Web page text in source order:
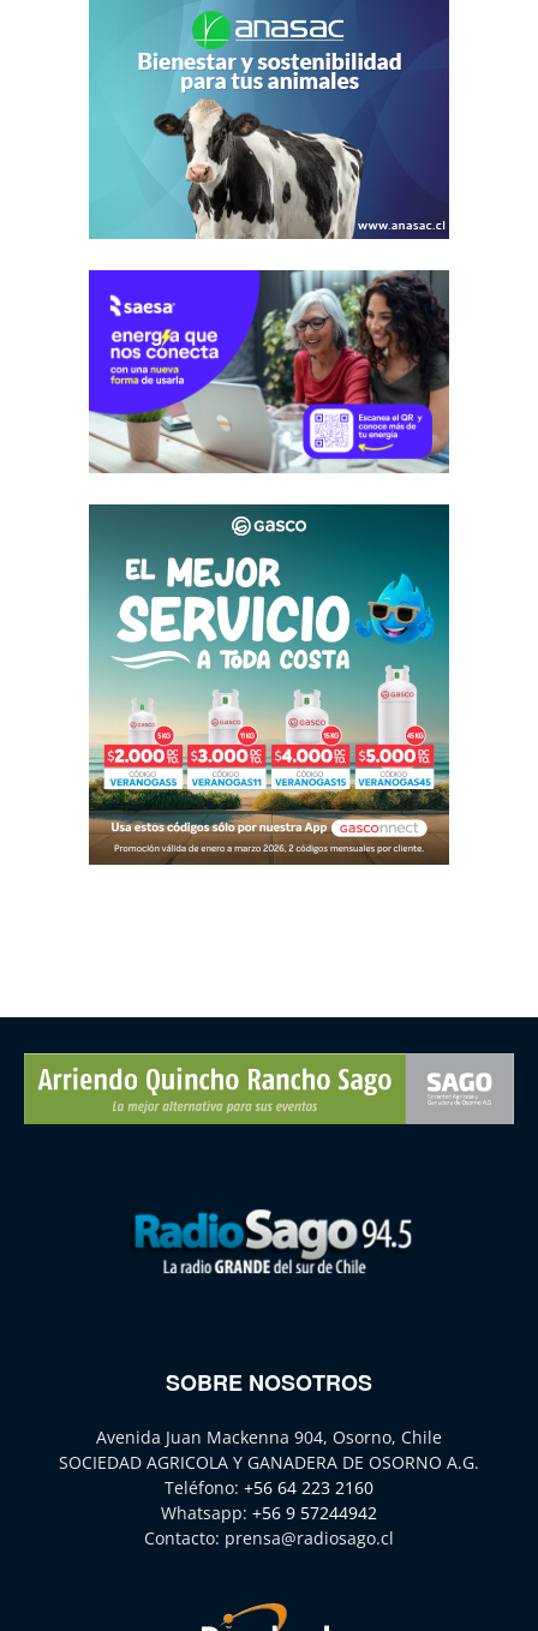
SOBRE NOSOTROS
Avenida Juan Mackenna 904, Osorno, Chile
SOCIEDAD AGRICOLA Y GANADERA DE OSORNO A.G.
Teléfono: +56 64 223 2160
Whatsapp: +56 9 57244942
Contacto: prensa@radiosago.cl